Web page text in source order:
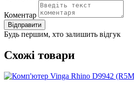
Коментар
Відправити
Будь першим, хто залишить відгук
Схожі товари